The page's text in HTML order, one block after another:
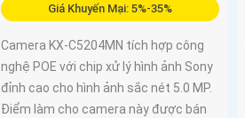
Giá Khuyến Mại: 5%-35%
Camera KX-C5204MN tích hợp công
nghệ POE với chip xử lý hình ảnh Sony
đỉnh cao cho hình ảnh sắc nét 5.0 MP.
Điểm làm cho camera này được bán